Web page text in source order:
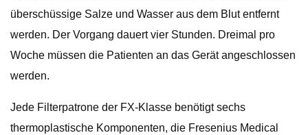
überschüssige Salze und Wasser aus dem Blut entfernt
werden. Der Vorgang dauert vier Stunden. Dreimal pro
Woche müssen die Patienten an das Gerät angeschlossen
werden.
Jede Filterpatrone der FX-Klasse benötigt sechs
thermoplastische Komponenten, die Fresenius Medical